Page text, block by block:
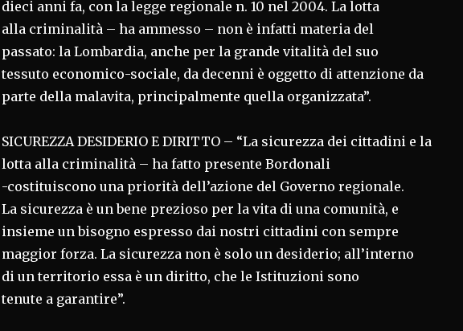
dieci anni fa, con la legge regionale n. 10 nel 2004. La lotta
alla criminalità – ha ammesso – non è infatti materia del
passato: la Lombardia, anche per la grande vitalità del suo
tessuto economico-sociale, da decenni è oggetto di attenzione da
parte della malavita, principalmente quella organizzata”.
SICUREZZA DESIDERIO E DIRITTO – “La sicurezza dei cittadini e la
lotta alla criminalità – ha fatto presente Bordonali
-costituiscono una priorità dell’azione del Governo regionale.
La sicurezza è un bene prezioso per la vita di una comunità, e
insieme un bisogno espresso dai nostri cittadini con sempre
maggior forza. La sicurezza non è solo un desiderio; all’interno
di un territorio essa è un diritto, che le Istituzioni sono
tenute a garantire”.